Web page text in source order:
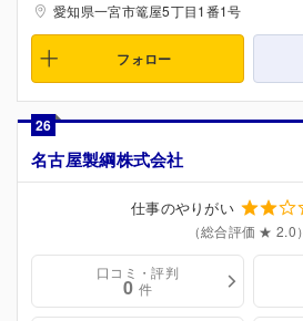
愛知県一宮市篭屋5丁目1番1号
フォロー
26
名古屋製綱株式会社
仕事のやりがい
（総合評価 ★ 2.0）
口コミ・評判
0 件